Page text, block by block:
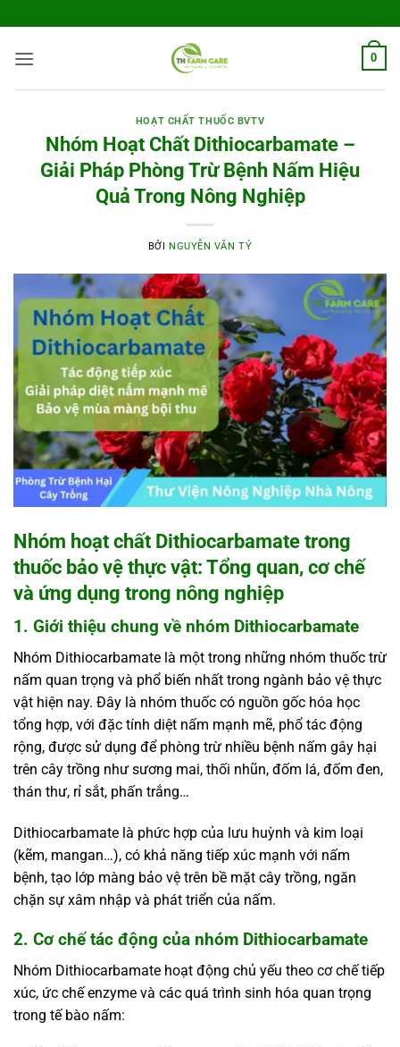
qua
nội
0
HOẠT CHẤT THUỐC BVTV
Nhóm Hoạt Chất Dithiocarbamate –
Giải Pháp Phòng Trừ Bệnh Nấm Hiệu
Quả Trong Nông Nghiệp
BỞI NGUYỄN VĂN TÝ
Nhóm hoạt chất Dithiocarbamate trong
thuốc bảo vệ thực vật: Tổng quan, cơ chế
và ứng dụng trong nông nghiệp
1. Giới thiệu chung về nhóm Dithiocarbamate
Nhóm Dithiocarbamate là một trong những nhóm thuốc trừ
nấm quan trọng và phổ biến nhất trong ngành bảo vệ thực
vật hiện nay. Đây là nhóm thuốc có nguồn gốc hóa học
tổng hợp, với đặc tính diệt nấm mạnh mẽ, phổ tác động
rộng, được sử dụng để phòng trừ nhiều bệnh nấm gây hại
trên cây trồng như sương mai, thối nhũn, đốm lá, đốm đen,
thán thư, rỉ sắt, phấn trắng…
Dithiocarbamate là phức hợp của lưu huỳnh và kim loại
(kẽm, mangan…), có khả năng tiếp xúc mạnh với nấm
bệnh, tạo lớp màng bảo vệ trên bề mặt cây trồng, ngăn
chặn sự xâm nhập và phát triển của nấm.
2. Cơ chế tác động của nhóm Dithiocarbamate
Nhóm Dithiocarbamate hoạt động chủ yếu theo cơ chế tiếp
xúc, ức chế enzyme và các quá trình sinh hóa quan trọng
trong tế bào nấm: